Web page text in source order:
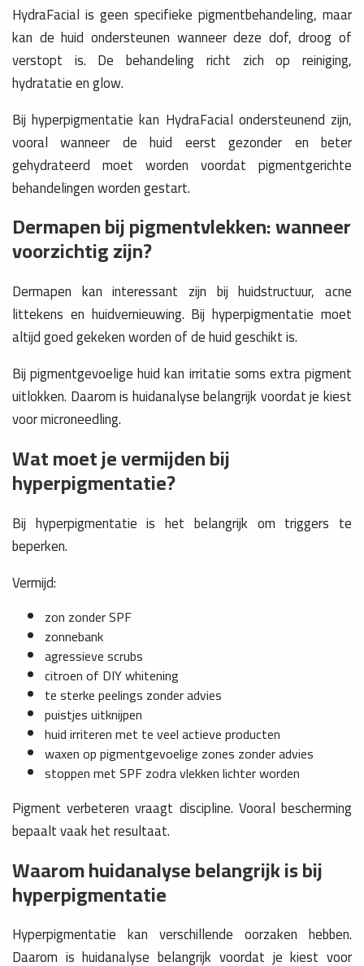
HydraFacial is geen specifieke pigmentbehandeling, maar
kan de huid ondersteunen wanneer deze dof, droog of
verstopt is. De behandeling richt zich op reiniging,
hydratatie en glow.
Bij hyperpigmentatie kan HydraFacial ondersteunend zijn,
vooral wanneer de huid eerst gezonder en beter
gehydrateerd moet worden voordat pigmentgerichte
behandelingen worden gestart.
Dermapen bij pigmentvlekken: wanneer
voorzichtig zijn?
Dermapen kan interessant zijn bij huidstructuur, acne
littekens en huidvernieuwing. Bij hyperpigmentatie moet
altijd goed gekeken worden of de huid geschikt is.
Bij pigmentgevoelige huid kan irritatie soms extra pigment
uitlokken. Daarom is huidanalyse belangrijk voordat je kiest
voor microneedling.
Wat moet je vermijden bij
hyperpigmentatie?
Bij hyperpigmentatie is het belangrijk om triggers te
beperken.
Vermijd:
zon zonder SPF
zonnebank
agressieve scrubs
citroen of DIY whitening
te sterke peelings zonder advies
puistjes uitknijpen
huid irriteren met te veel actieve producten
waxen op pigmentgevoelige zones zonder advies
stoppen met SPF zodra vlekken lichter worden
Pigment verbeteren vraagt discipline. Vooral bescherming
bepaalt vaak het resultaat.
Waarom huidanalyse belangrijk is bij
hyperpigmentatie
Hyperpigmentatie kan verschillende oorzaken hebben.
Daarom is huidanalyse belangrijk voordat je kiest voor